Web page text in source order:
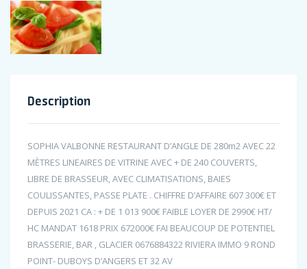
Description
SOPHIA VALBONNE RESTAURANT D’ANGLE DE 280m2 AVEC 22
MÈTRES LINEAIRES DE VITRINE AVEC + DE 240 COUVERTS,
LIBRE DE BRASSEUR, AVEC CLIMATISATIONS, BAIES
COULISSANTES, PASSE PLATE . CHIFFRE D’AFFAIRE 607 300€ ET
DEPUIS 2021 CA : + DE 1 013 900€ FAIBLE LOYER DE 2990€ HT/
HC MANDAT 1618 PRIX 672000€ FAI BEAUCOUP DE POTENTIEL
BRASSERIE, BAR , GLACIER 0676884322 RIVIERA IMMO 9 ROND
POINT- DUBOYS D’ANGERS ET 32 AV